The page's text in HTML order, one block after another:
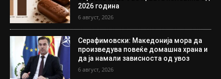
2026 година
6 август, 2026
Серафимовски: Македонија мора да
произведува повеќе домашна храна и
да ја намали зависноста од увоз
6 август, 2026